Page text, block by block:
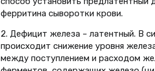
ферритина сыворотки крови.
2. Дефицит железа – латентный. В
происходит снижение уровня
между поступлением и расходом